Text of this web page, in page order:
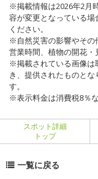
※掲載情報は2026年2月
容が変更となっている
ください。
※自然災害の影響やその
営業時間、植物の開花・
※掲載されている画像は
き、提供されたものと
す。
※表示料金は消費税8％
スポット詳細
トップ
一覧に戻る